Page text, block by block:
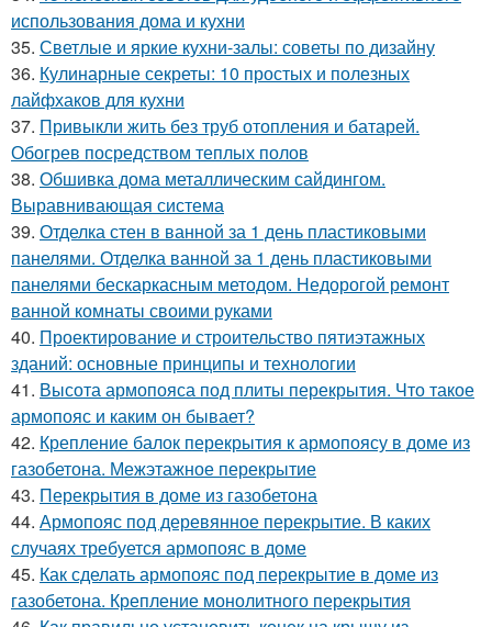
использования дома и кухни
35. Светлые и яркие кухни-залы: советы по дизайну
36. Кулинарные секреты: 10 простых и полезных
лайфхаков для кухни
37. Привыкли жить без труб отопления и батарей.
Обогрев посредством теплых полов
38. Обшивка дома металлическим сайдингом.
Выравнивающая система
39. Отделка стен в ванной за 1 день пластиковыми
панелями. Отделка ванной за 1 день пластиковыми
панелями бескаркасным методом. Недорогой ремонт
ванной комнаты своими руками
40. Проектирование и строительство пятиэтажных
зданий: основные принципы и технологии
41. Высота армопояса под плиты перекрытия. Что такое
армопояс и каким он бывает?
42. Крепление балок перекрытия к армопоясу в доме из
газобетона. Межэтажное перекрытие
43. Перекрытия в доме из газобетона
44. Армопояс под деревянное перекрытие. В каких
случаях требуется армопояс в доме
45. Как сделать армопояс под перекрытие в доме из
газобетона. Крепление монолитного перекрытия